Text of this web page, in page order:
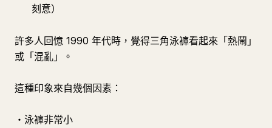
刻意）
許多人回憶 1990 年代時，覺得三角泳褲看起來「熱鬧」
或「混亂」。
這種印象來自幾個因素：
・泳褲非常小